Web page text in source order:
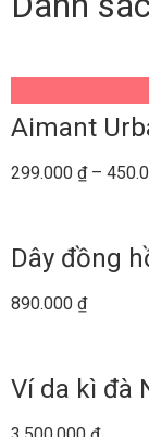
Aimant
299.000 ₫ –
Dây đồng
890.000 ₫
Ví da kì đà